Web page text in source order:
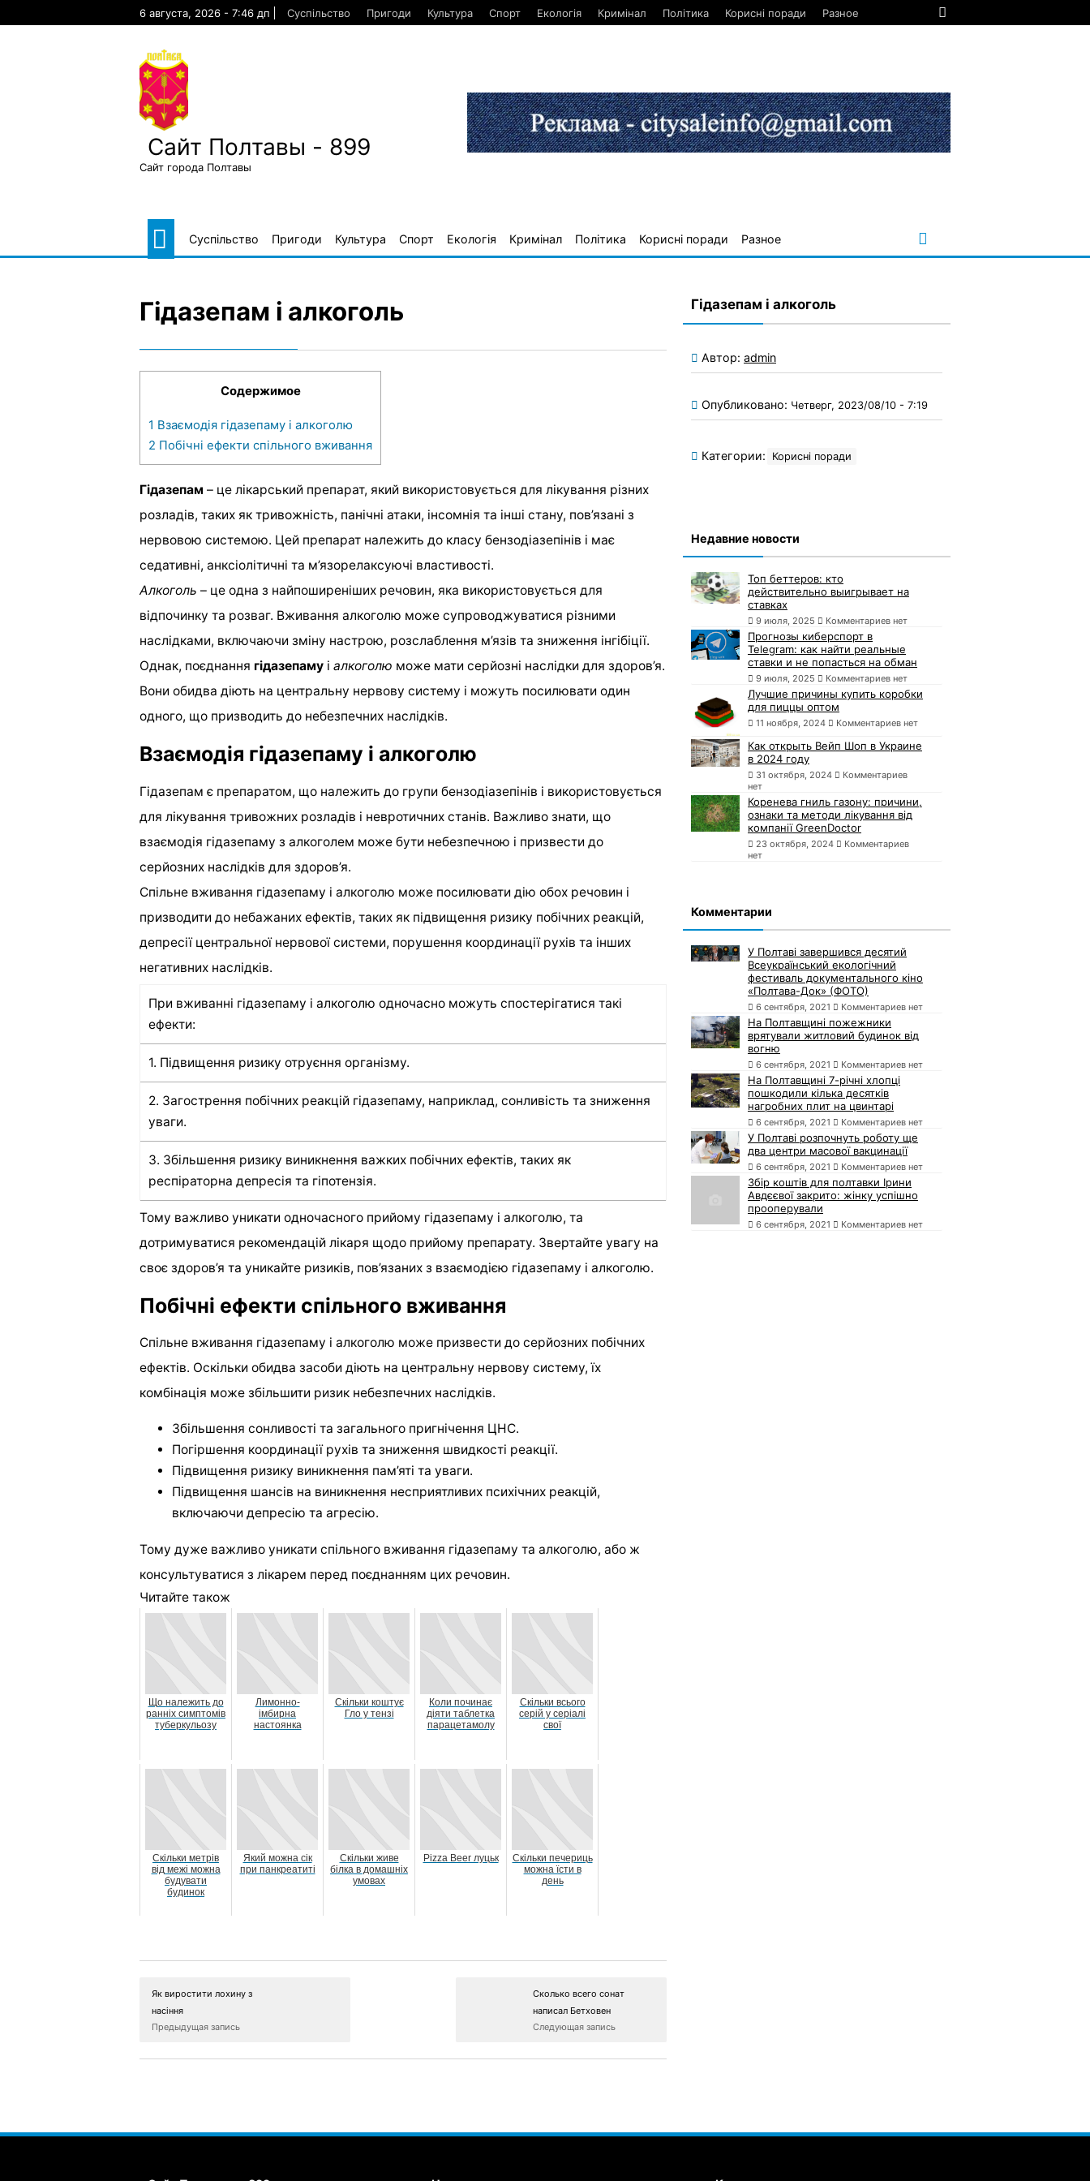
6 августа, 2026 - 7:46 дп Суспільство Пригоди Культура Спорт Екологія Кримінал Політика Корисні поради Разное
Сайт Полтавы - 899
Сайт города Полтавы
Суспільство Пригоди Культура Спорт Екологія Кримінал Політика Корисні поради Разное
Гідазепам і алкоголь
Содержимое
1 Взаємодія гідазепаму і алкоголю
2 Побічні ефекти спільного вживання
Гідазепам – це лікарський препарат, який використовується для лікування різних
розладів, таких як тривожність, панічні атаки, інсомнія та інші стану, пов’язані з
нервовою системою. Цей препарат належить до класу бензодіазепінів і має
седативні, анксіолітичні та м’язорелаксуючі властивості.
Алкоголь – це одна з найпоширеніших речовин, яка використовується для
відпочинку та розваг. Вживання алкоголю може супроводжуватися різними
наслідками, включаючи зміну настрою, розслаблення м’язів та зниження інгібіції.
Однак, поєднання гідазепаму і алкоголю може мати серйозні наслідки для здоров’я.
Вони обидва діють на центральну нервову систему і можуть посилювати один
одного, що призводить до небезпечних наслідків.
Взаємодія гідазепаму і алкоголю
Гідазепам є препаратом, що належить до групи бензодіазепінів і використовується
для лікування тривожних розладів і невротичних станів. Важливо знати, що
взаємодія гідазепаму з алкоголем може бути небезпечною і призвести до
серйозних наслідків для здоров’я.
Спільне вживання гідазепаму і алкоголю може посилювати дію обох речовин і
призводити до небажаних ефектів, таких як підвищення ризику побічних реакцій,
депресії центральної нервової системи, порушення координації рухів та інших
негативних наслідків.
При вживанні гідазепаму і алкоголю одночасно можуть спостерігатися такі
ефекти:
1. Підвищення ризику отруєння організму.
2. Загострення побічних реакцій гідазепаму, наприклад, сонливість та зниження
уваги.
3. Збільшення ризику виникнення важких побічних ефектів, таких як
респіраторна депресія та гіпотензія.
Тому важливо уникати одночасного прийому гідазепаму і алкоголю, та
дотримуватися рекомендацій лікаря щодо прийому препарату. Звертайте увагу на
своє здоров’я та уникайте ризиків, пов’язаних з взаємодією гідазепаму і алкоголю.
Побічні ефекти спільного вживання
Спільне вживання гідазепаму і алкоголю може призвести до серйозних побічних
ефектів. Оскільки обидва засоби діють на центральну нервову систему, їх
комбінація може збільшити ризик небезпечних наслідків.
Збільшення сонливості та загального пригнічення ЦНС.
Погіршення координації рухів та зниження швидкості реакції.
Підвищення ризику виникнення пам’яті та уваги.
Підвищення шансів на виникнення несприятливих психічних реакцій,
включаючи депресію та агресію.
Тому дуже важливо уникати спільного вживання гідазепаму та алкоголю, або ж
консультуватися з лікарем перед поєднанням цих речовин.
Читайте також
Що належить до
ранніх симптомів
туберкульозу
Лимонно-
імбирна
настоянка
Скільки коштує
Гло у тензі
Коли починає
діяти таблетка
парацетамолу
Скільки всього
серій у серіалі
свої
Скільки метрів
від межі можна
будувати
будинок
Який можна сік
при панкреатиті
Скільки живе
білка в домашніх
умовах
Pizza Beer луцьк
Скільки печериць
можна їсти в
день
Як виростити лохину з
насіння
Предыдущая запись
Сколько всего сонат
написал Бетховен
Следующая запись
Гідазепам і алкоголь
Автор: admin
Опубликовано: Четверг, 2023/08/10 - 7:19
Категории: Корисні поради
Недавние новости
Топ беттеров: кто
действительно выигрывает на
ставках
9 июля, 2025 Комментариев нет
Прогнозы киберспорт в
Telegram: как найти реальные
ставки и не попасться на обман
9 июля, 2025 Комментариев нет
Лучшие причины купить коробки
для пиццы оптом
11 ноября, 2024 Комментариев нет
Как открыть Вейп Шоп в Украине
в 2024 году
31 октября, 2024
Комментариев
нет
Коренева гниль газону: причини,
ознаки та методи лікування від
компанії GreenDoctor
23 октября, 2024
Комментариев
нет
Комментарии
У Полтаві завершився десятий
Всеукраїнський екологічний
фестиваль документального кіно
«Полтава-Док» (ФОТО)
6 сентября, 2021 Комментариев нет
На Полтавщині пожежники
врятували житловий будинок від
вогню
6 сентября, 2021 Комментариев нет
На Полтавщині 7-річні хлопці
пошкодили кілька десятків
нагробних плит на цвинтарі
6 сентября, 2021 Комментариев нет
У Полтаві розпочнуть роботу ще
два центри масової вакцинації
6 сентября, 2021 Комментариев нет
Збір коштів для полтавки Ірини
Авдєєвої закрито: жінку успішно
прооперували
6 сентября, 2021 Комментариев нет